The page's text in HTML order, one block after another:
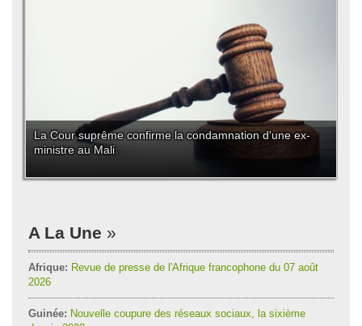
La Cour suprême confirme la condamnation d'une ex-
ministre au Mali
A La Une
Afrique: Revue de presse de l'Afrique francophone du 07 août
2026
Guinée: Nouvelle coupure des réseaux sociaux, la sixième